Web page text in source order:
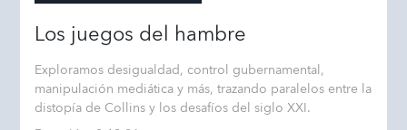
Los juegos del hambre
Exploramos desigualdad, control gubernamental,
manipulación mediática y más, trazando paralelos entre la
distopía de Collins y los desafíos del siglo XXI.